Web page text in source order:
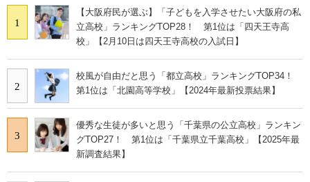
1
【大阪府民が選ぶ】「子どもを入学させたい大阪府の私
立高校」ランキングTOP28！ 第1位は「四天王寺高
校」【2月10日は四天王寺高校の入試日】
2
校風が自由だと思う「都立高校」ランキングTOP34！
第1位は「北園高等学校」【2024年最新投票結果】
3
優秀な生徒が多いと思う「千葉県の公立高校」ランキン
グTOP27！ 第1位は「千葉県立千葉高校」【2025年最
新調査結果】